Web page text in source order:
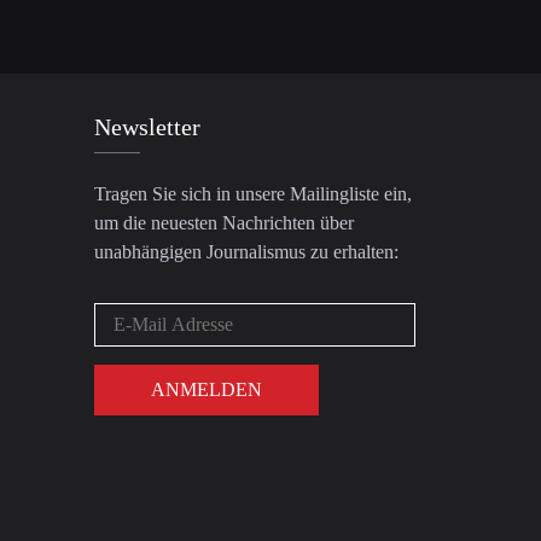
Newsletter
Tragen Sie sich in unsere Mailingliste ein,
um die neuesten Nachrichten über
unabhängigen Journalismus zu erhalten: